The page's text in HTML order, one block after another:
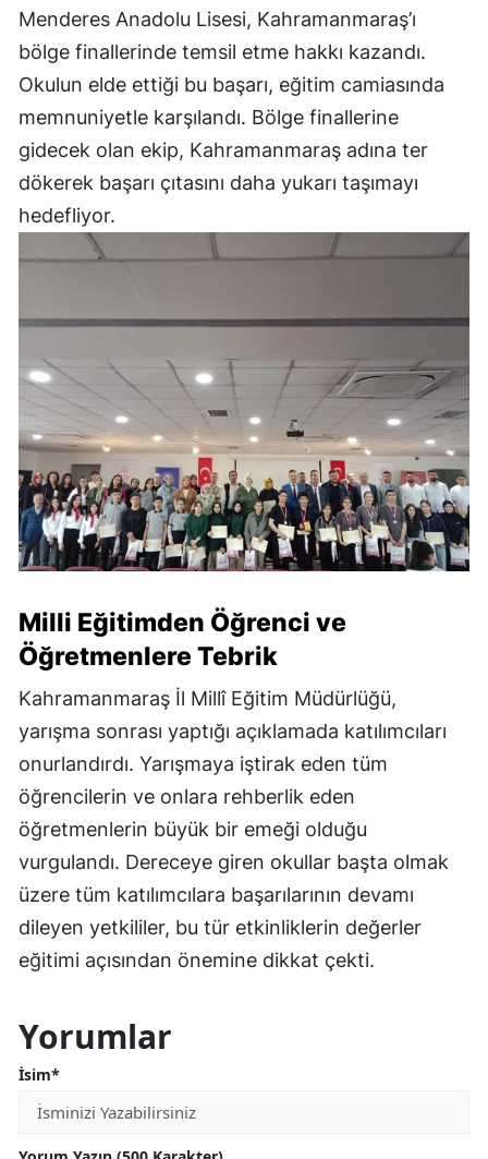
Menderes Anadolu Lisesi, Kahramanmaraş’ı
bölge finallerinde temsil etme hakkı kazandı.
Okulun elde ettiği bu başarı, eğitim camiasında
memnuniyetle karşılandı. Bölge finallerine
gidecek olan ekip, Kahramanmaraş adına ter
dökerek başarı çıtasını daha yukarı taşımayı
hedefliyor.
Milli Eğitimden Öğrenci ve
Öğretmenlere Tebrik
Kahramanmaraş İl Millî Eğitim Müdürlüğü,
yarışma sonrası yaptığı açıklamada katılımcıları
onurlandırdı. Yarışmaya iştirak eden tüm
öğrencilerin ve onlara rehberlik eden
öğretmenlerin büyük bir emeği olduğu
vurgulandı. Dereceye giren okullar başta olmak
üzere tüm katılımcılara başarılarının devamı
dileyen yetkililer, bu tür etkinliklerin değerler
eğitimi açısından önemine dikkat çekti.
Yorumlar
İsim*